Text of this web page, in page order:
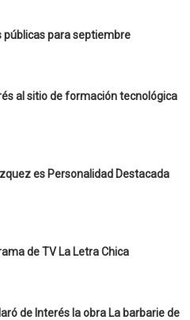
públicas para septiembre
al sitio de formación tecnológica
es Personalidad Destacada
de TV La Letra Chica
de Interés la obra La barbarie de